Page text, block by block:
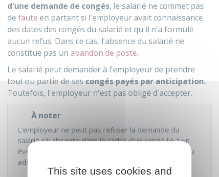
d'une demande de congés, le salarié ne commet pas
de faute en partant si l'employeur avait connaissance
des dates des congés du salarié et qu'il n'a formulé
aucun refus. Dans ce cas, l'absence du salarié ne
constitue pas un abandon de poste.
Le salarié peut demander à l'employeur de prendre
tout ou partie de sescongés payés par anticipation.
Toutefois, l'employeur n'est pas obligé d'accepter.
À noter
L'employeur ne peut pas refuser la demande du
salarié s'il absente dans le cadre d'un congé lié à un
événement familial (
naissance ou
adoption
This site uses cookies and